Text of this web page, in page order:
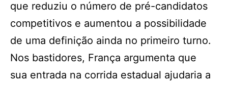
que reduziu o número de pré-candidatos
competitivos e aumentou a possibilidade
de uma definição ainda no primeiro turno.
Nos bastidores, França argumenta que
sua entrada na corrida estadual ajudaria a